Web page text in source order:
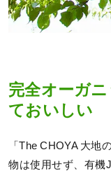
完全オーガ
ておいしい
「The CHOYA 大地
物は使用せず、有機